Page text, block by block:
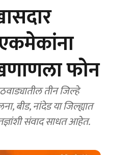
फोन
तीन जिल्हे
बीड, नांदेड या जिल्ह्यात
संवाद साधत आहेत.